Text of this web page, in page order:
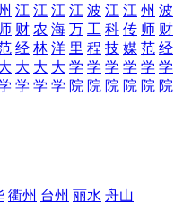
江
财
经
大
学
江
农
林
大
学
江
海
洋
大
学
江
万
里
学
院
波
工
程
学
院
江
科
技
学
院
江
传
媒
学
院
州
师
范
学
院
波
财
经
学
院
衢州 台州 丽水 舟山